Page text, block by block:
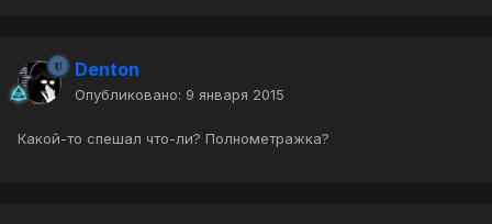
Denton
Опубликовано: 9 января 2015
Какой-то спешал что-ли? Полнометражка?